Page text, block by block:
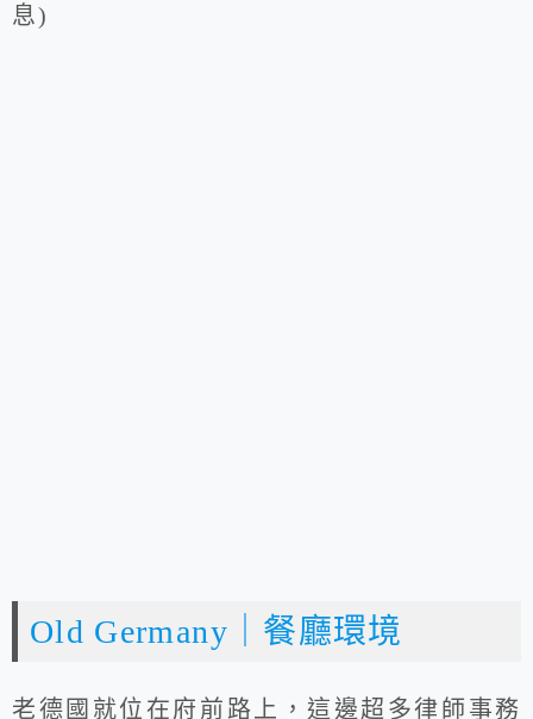
息)
Old Germany｜餐廳環境
老德國就位在府前路上，這邊超多律師事務